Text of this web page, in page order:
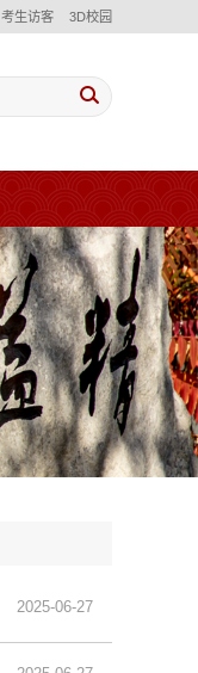
考生访客 3D校园
2025-06-27